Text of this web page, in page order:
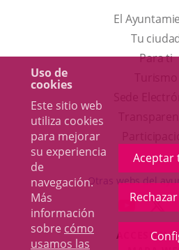
Uso de
cookies
Este sitio web
utiliza cookies
para mejorar
su experiencia
de
navegación.
Más
información
sobre cómo
usamos las
Aceptar
El
Tu
Para ti
Otras webs del
ENLACE
A
UNA
A